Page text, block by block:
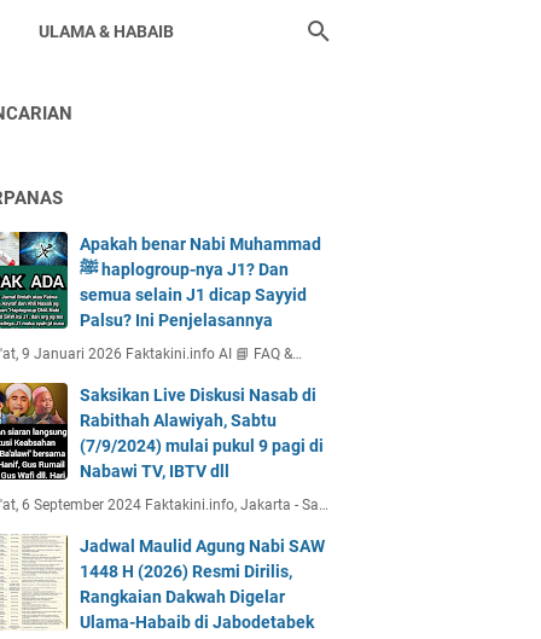
ULAMA & HABAIB
Apakah benar Nabi Muhammad
ﷺ haplogroup-nya J1? Dan
semua selain J1 dicap Sayyid
Palsu? Ini Penjelasannya
9 Januari 2026 Faktakini.info AI 📘 FAQ &…
Saksikan Live Diskusi Nasab di
Rabithah Alawiyah, Sabtu
(7/9/2024) mulai pukul 9 pagi di
Nabawi TV, IBTV dll
6 September 2024 Faktakini.info, Jakarta - Sa…
Jadwal Maulid Agung Nabi SAW
1448 H (2026) Resmi Dirilis,
Rangkaian Dakwah Digelar
Ulama-Habaib di Jabodetabek